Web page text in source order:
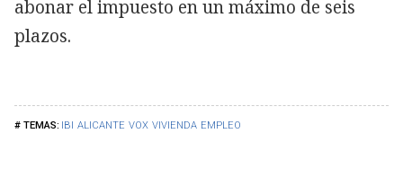
IBI ALICANTE VOX VIVIENDA EMPLEO
abonar el impuesto en un máximo de seis
plazos.